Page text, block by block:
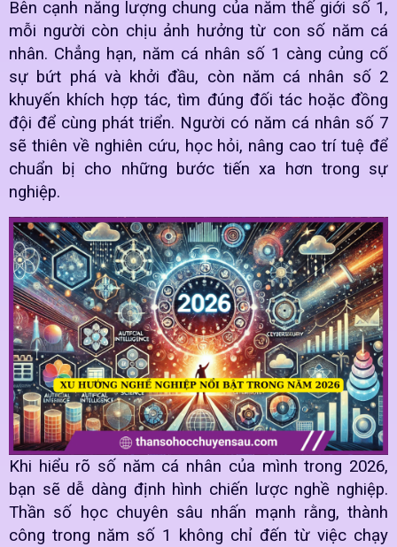
Bên cạnh năng lượng chung của năm thế giới số 1,
mỗi người còn chịu ảnh hưởng từ con số năm cá
nhân. Chẳng hạn, năm cá nhân số 1 càng củng cố
sự bứt phá và khởi đầu, còn năm cá nhân số 2
khuyến khích hợp tác, tìm đúng đối tác hoặc đồng
đội để cùng phát triển. Người có năm cá nhân số 7
sẽ thiên về nghiên cứu, học hỏi, nâng cao trí tuệ để
chuẩn bị cho những bước tiến xa hơn trong sự
nghiệp.
Khi hiểu rõ số năm cá nhân của mình trong 2026,
bạn sẽ dễ dàng định hình chiến lược nghề nghiệp.
Thần số học chuyên sâu nhấn mạnh rằng, thành
công trong năm số 1 không chỉ đến từ việc chạy